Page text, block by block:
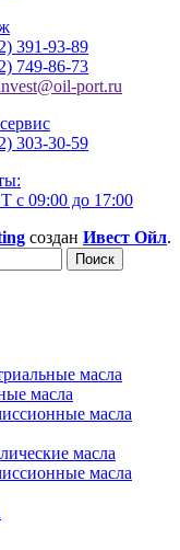
391-93-89
749-86-73
port.ru
303-30-59
с 09:00 до 17:00
создан Ивест Ойл.
Поиск
масла
масла
масла
масла
масла